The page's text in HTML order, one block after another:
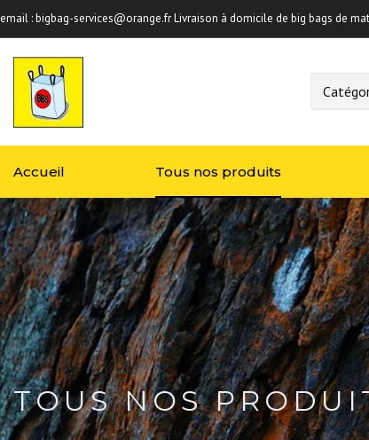
email :bigbag-services@orange.frLivraison à domicile de big bags de
Accueil Tous nos produits
TOUS NOS